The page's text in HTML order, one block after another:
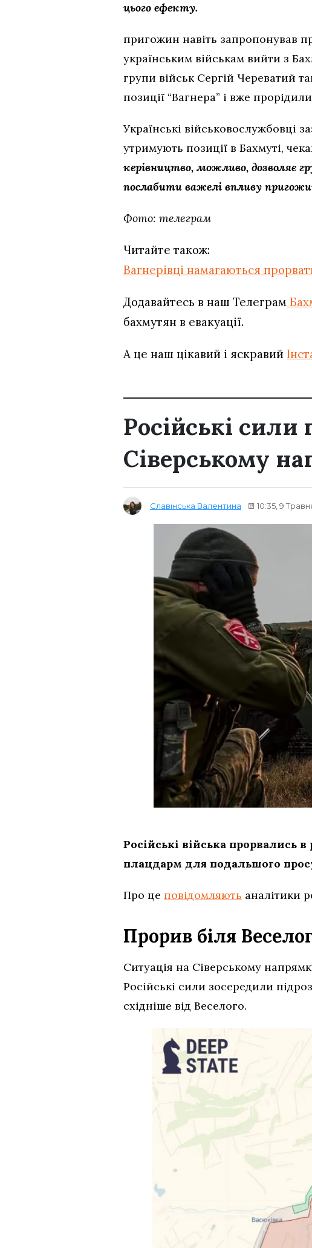
цього ефекту.
пригожин навіть запропонував
українським військам вийти з
групи військ Сергій Череватий
позиції “Вагнера” і вже
Українські військовослужбовці
утримують позиції в Бахмуті,
керівництво, можливо, дозволяє
послабити важелі впливу
Фото: телеграм
Читайте також:
Вагнерівці намагаються
Додавайтесь в наш Телеграм
бахмутян в евакуації.
А це наш цікавий і яскравий
Російські сили
Сіверському
Славінська Валентина 10:35, 9
Російські війська прорвались
плацдарм для подальшого
Про це повідомляють аналітики
Прорив біля
Ситуація на Сіверському
Російські сили зосередили
східніше від Веселого.